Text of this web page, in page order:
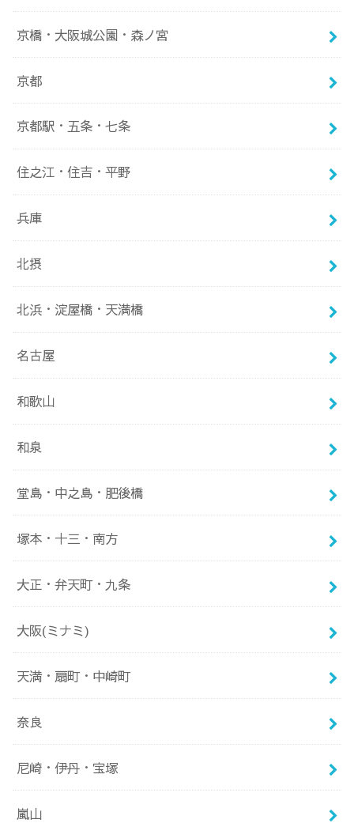
京橋・大阪城公園・森ノ宮
京都
京都駅・五条・七条
住之江・住吉・平野
兵庫
北摂
北浜・淀屋橋・天満橋
名古屋
和歌山
和泉
堂島・中之島・肥後橋
塚本・十三・南方
大正・弁天町・九条
大阪(ミナミ)
天満・扇町・中崎町
奈良
尼崎・伊丹・宝塚
嵐山